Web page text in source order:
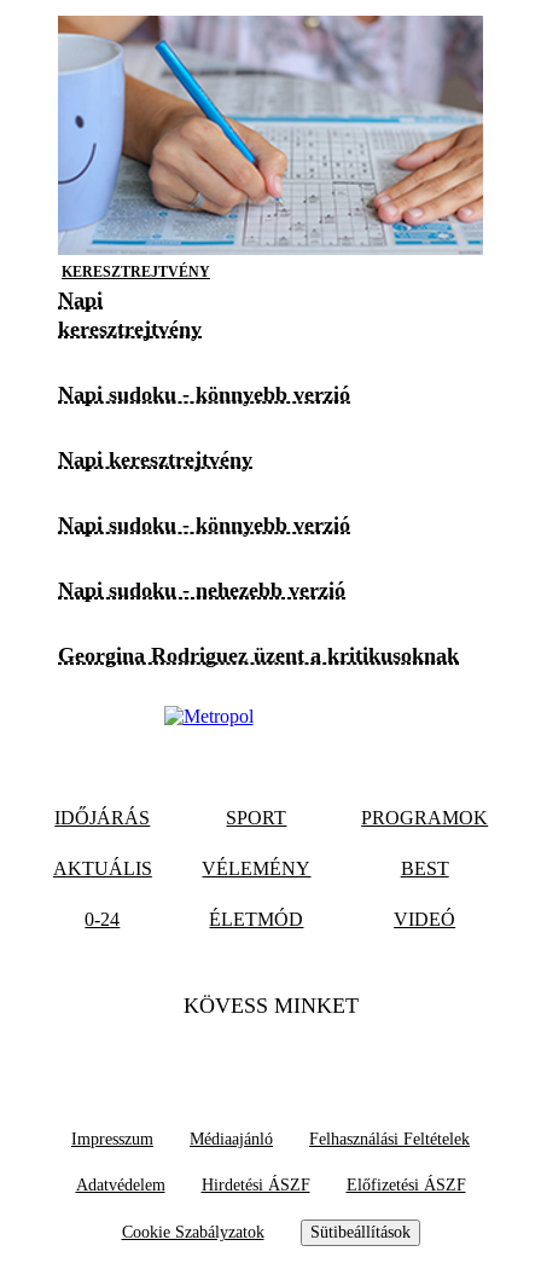
KERESZTREJTVÉNY
Napi
keresztrejtvény
Napi sudoku - könnyebb verzió
Napi keresztrejtvény
Napi sudoku - könnyebb verzió
Napi sudoku - nehezebb verzió
Georgina Rodriguez üzent a kritikusoknak
IDŐJÁRÁS SPORT PROGRAMOK
AKTUÁLIS VÉLEMÉNY BEST
0-24 ÉLETMÓD VIDEÓ
KÖVESS MINKET
Impresszum Médiaajánló Felhasználási Feltételek
Adatvédelem Hirdetési ÁSZF Előfizetési ÁSZF
Cookie Szabályzatok Sütibeállítások